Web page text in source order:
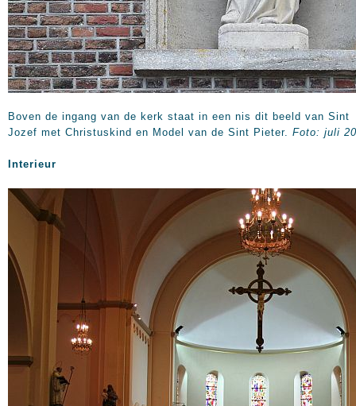
Boven de ingang van de kerk staat in een nis dit beeld van Sint
Jozef met Christuskind en Model van de Sint Pieter. Foto: juli
Interieur